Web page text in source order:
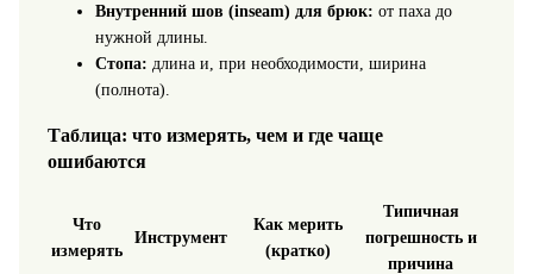
Внутренний шов (inseam) для брюк: от паха до
нужной длины.
Стопа: длина и, при необходимости, ширина
(полнота).
Таблица: что измерять, чем и где чаще
ошибаются
Что
измерять
Инструмент
Как мерить
(кратко)
Типичная
погрешность и
причина